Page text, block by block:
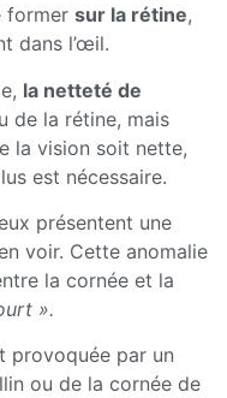
former sur la rétine,
dans l’œil.
la netteté de
de la rétine, mais
la vision soit nette,
est nécessaire.
présentent une
voir. Cette anomalie
la cornée et la
».
provoquée par un
ou de la cornée de